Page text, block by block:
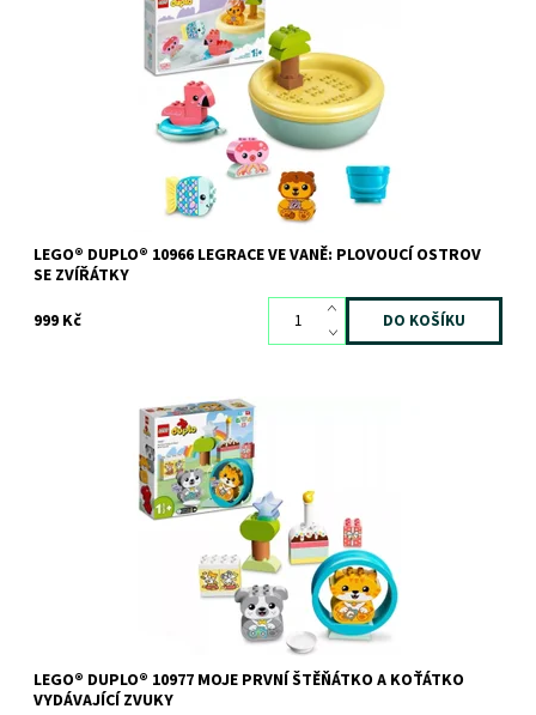
Přeneste své dítko z koupelny na tropický ostrov s roztomilými,
sestavitelnými zvířátky s nimiž si užijí velkou porci legrace.
Skladem3 ks
9687
LEGO
LEGO® DUPLO® 10966 LEGRACE VE VANĚ: PLOVOUCÍ OSTROV
SE ZVÍŘÁTKY
999 Kč
Učení hrou s koťátkem a štěňátkem – včetně jejich zvuků!
Skladem>3 ks
10839
LEGO
LEGO® DUPLO® 10977 MOJE PRVNÍ ŠTĚŇÁTKO A KOŤÁTKO
VYDÁVAJÍCÍ ZVUKY